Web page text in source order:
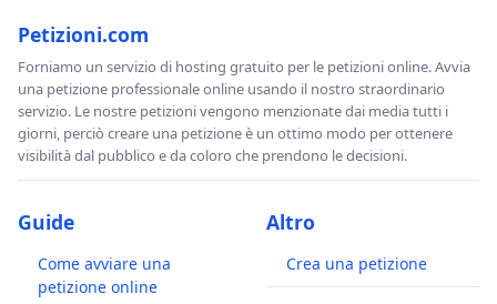
Petizioni.com
Forniamo un servizio di hosting gratuito per le petizioni online. Avvia
una petizione professionale online usando il nostro straordinario
servizio. Le nostre petizioni vengono menzionate dai media tutti i
giorni, perciò creare una petizione è un ottimo modo per ottenere
visibilità dal pubblico e da coloro che prendono le decisioni.
Guide
Come avviare una
petizione online
Altro
Crea una petizione